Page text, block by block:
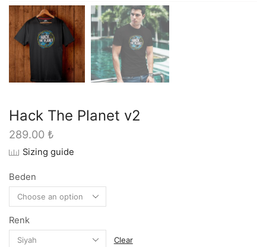
Hack The Planet v2
289.00 ₺
Sizing guide
Beden
Renk
Clear